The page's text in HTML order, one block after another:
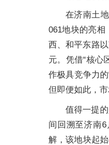
在济南土
061地块的亮相
西、和平东路
元。凭借“核心
作极具竞争力
但即便如此，
值得一提
间回溯至济南
解，该地块起